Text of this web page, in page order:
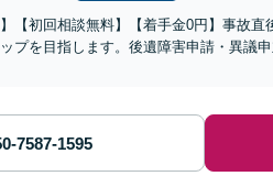
】【初回相談無料】【着手金0円】事故
プを目指します。後遺障害申請・異議